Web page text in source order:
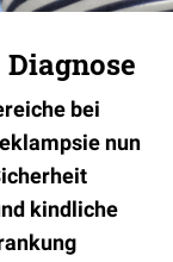
bei
nun
kindliche